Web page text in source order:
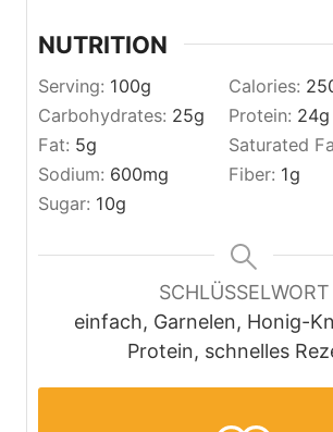
NUTRITION
Serving: 100g Calories:
Carbohydrates: 25g Protein: 24g
Fat: 5g Saturated
Sodium: 600mg Fiber: 1g
Sugar: 10g
SCHLÜSSELWORT
einfach, Garnelen, Honig-
Protein, schnelles